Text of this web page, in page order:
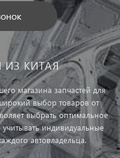
ИЗ КИТАЯ
магазина запчастей для
выбор товаров от
выбрать оптимальное
индивидуальные
автовладельца.